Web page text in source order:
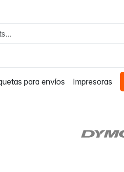
para envíos Impresoras